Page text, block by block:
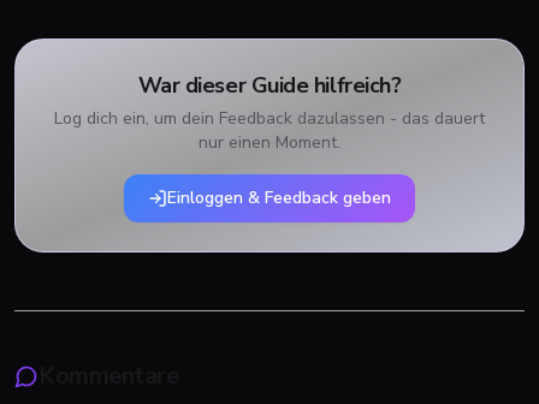
War dieser Guide hilfreich?
Log dich ein, um dein Feedback dazulassen - das dauert
nur einen Moment.
Einloggen & Feedback geben